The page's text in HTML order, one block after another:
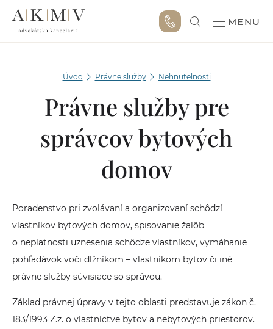
MENU
Úvod Právne služby Nehnuteľnosti
Právne služby pre
správcov bytových
domov
Poradenstvo pri zvolávaní a organizovaní schôdzí
vlastníkov bytových domov, spisovanie žalôb
o neplatnosti uznesenia schôdze vlastníkov, vymáhanie
pohľadávok voči dlžníkom – vlastníkom bytov či iné
právne služby súvisiace so správou.
Základ právnej úpravy v tejto oblasti predstavuje zákon č.
183/1993 Z.z. o vlastníctve bytov a nebytových priestorov.